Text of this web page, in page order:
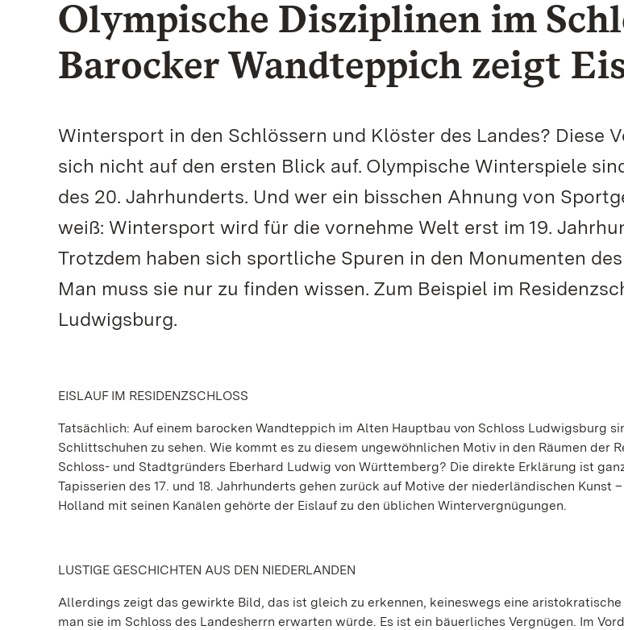
Olympische Disziplinen im
Barocker Wandteppich zeigt
Wintersport in den Schlössern und Klöster des Landes? Diese
sich nicht auf den ersten Blick auf. Olympische Winterspiele
des 20. Jahrhunderts. Und wer ein bisschen Ahnung von
weiß: Wintersport wird für die vornehme Welt erst im 19.
Trotzdem haben sich sportliche Spuren in den Monumenten
Man muss sie nur zu finden wissen. Zum Beispiel im
Ludwigsburg.
EISLAUF IM RESIDENZSCHLOSS
Tatsächlich: Auf einem barocken Wandteppich im Alten Hauptbau von Schloss Ludwigsburg
Schlittschuhen zu sehen. Wie kommt es zu diesem ungewöhnlichen Motiv in den Räumen der
Schloss- und Stadtgründers Eberhard Ludwig von Württemberg? Die direkte Erklärung ist
Tapisserien des 17. und 18. Jahrhunderts gehen zurück auf Motive der niederländischen Kunst
Holland mit seinen Kanälen gehörte der Eislauf zu den üblichen Wintervergnügungen.
LUSTIGE GESCHICHTEN AUS DEN NIEDERLANDEN
Allerdings zeigt das gewirkte Bild, das ist gleich zu erkennen, keineswegs eine
man sie im Schloss des Landesherrn erwarten würde. Es ist ein bäuerliches Vergnügen. Im